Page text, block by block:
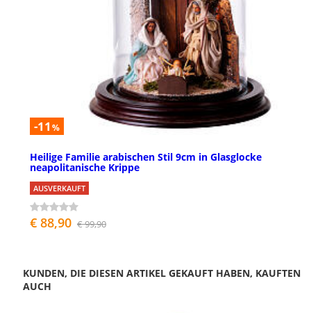
-11 %
Heilige Familie arabischen Stil 9cm in Glasglocke
neapolitanische Krippe
AUSVERKAUFT
€ 88,90 € 99,90
KUNDEN, DIE DIESEN ARTIKEL GEKAUFT HABEN, KAUFTEN
AUCH